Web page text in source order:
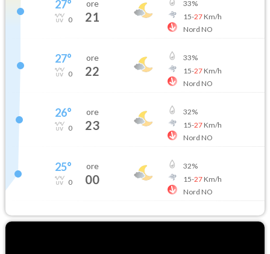
27°
0
ore
21
33%
15-27Km/h
Nord NO
27°
0
ore
22
33%
15-27Km/h
Nord NO
26°
0
ore
23
32%
15-27Km/h
Nord NO
25°
0
ore
00
32%
15-27Km/h
Nord NO